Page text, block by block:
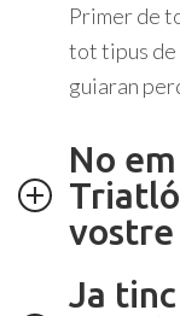
Primer de
tot tipus de
guiaran
No
vostre
Ja